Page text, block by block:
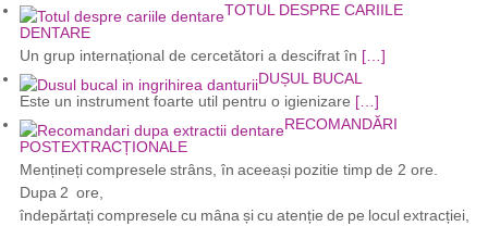
TOTUL DESPRE CARIILE
DENTARE
Un grup internațional de cercetători a descifrat în […]
DUȘUL BUCAL
Este un instrument foarte util pentru o igienizare […]
RECOMANDĂRI
POSTEXTRACȚIONALE
Mențineți compresele strâns, în aceeași pozitie timp de 2 ore.
Dupa 2 ore,
îndepărtați compresele cu mâna și cu atenție de pe locul extracției,